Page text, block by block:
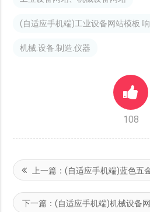
(自适应手机端)工业设备网站模板
机械.设备.制造.仪器
108
上一篇：(自适应手机端)蓝色五金
下一篇： (自适应手机端)机械设备